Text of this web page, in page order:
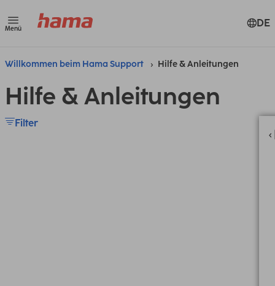
Menü DE
Willkommen beim Hama Support Hilfe & Anleitungen
Hilfe & Anleitungen
Filter